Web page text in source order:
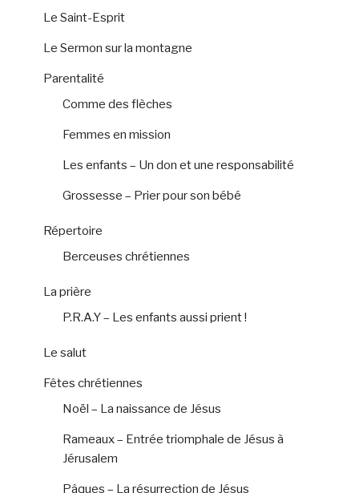
Le Saint-Esprit
Le Sermon sur la montagne
Parentalité
Comme des flèches
Femmes en mission
Les enfants – Un don et une responsabilité
Grossesse – Prier pour son bébé
Répertoire
Berceuses chrétiennes
La prière
P.R.A.Y – Les enfants aussi prient !
Le salut
Fêtes chrétiennes
Noël – La naissance de Jésus
Rameaux – Entrée triomphale de Jésus à
Jérusalem
Pâques – La résurrection de Jésus